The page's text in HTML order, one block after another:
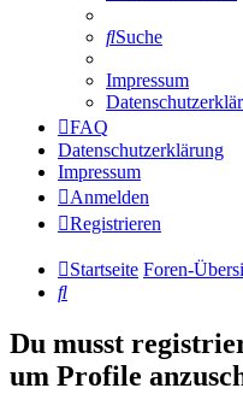
Suche
Impressum
FAQ
Datenschutzerklärung
Impressum
Anmelden
Registrieren
Startseite Foren-
Suche
Du musst
um Profile